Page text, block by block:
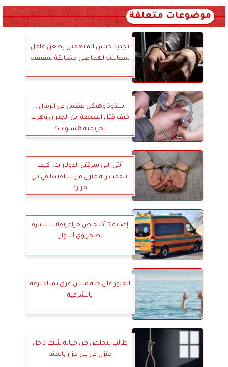
موضوعات متعلقة
تجديد حبس المتهمين بطعن عامل
لمعاتبته لهما على مضايقة شقيقته
شذوذ وهيكل عظمي في الرمال..
كيف قتل الطيطة ابن الجيران وهرب
بجريمته 8 سنوات؟
أنتي اللي سرقتي الدولارات.. كيف
انتقمت ربة منزل من سلفتها في بني
مزار؟
إصابة 5 أشخاص جراء إنقلاب سيارة
بصحراوى أسوان
العثور على جثة مسن غرق بمياه ترعة
بالشرقية
طالب يتخلص من حياته شنقا داخل
منزل في بني مزار بالمنيا